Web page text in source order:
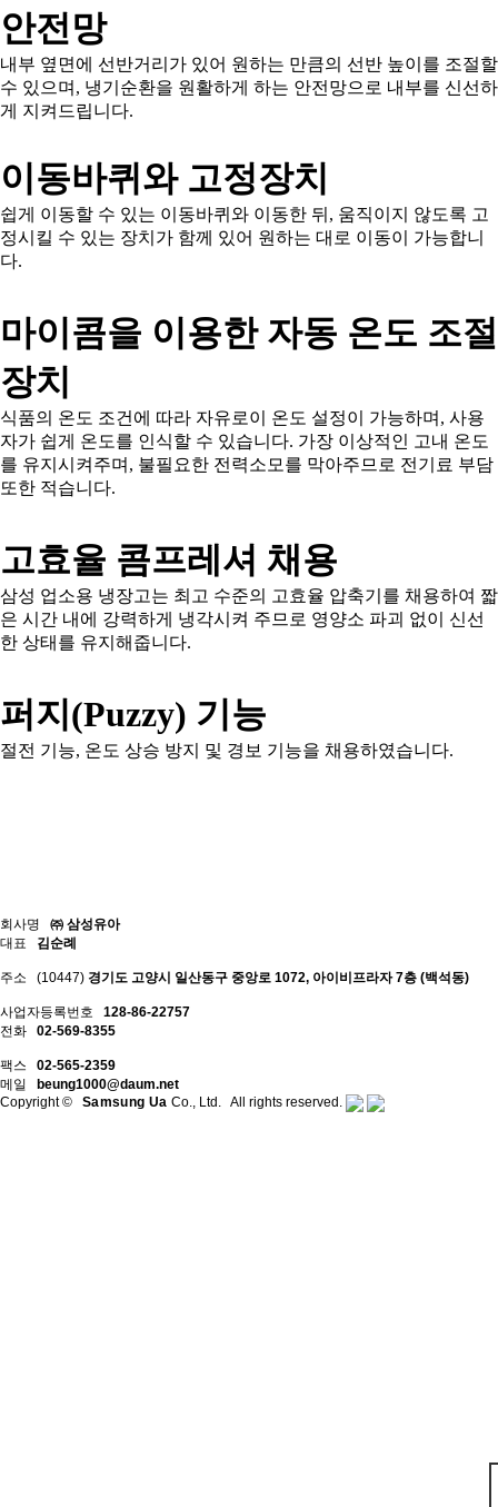
안전망
내부 옆면에 선반거리가 있어 원하는 만큼의 선반 높이를 조절할
수 있으며, 냉기순환을 원활하게 하는 안전망으로 내부를 신선하
게 지켜드립니다.
이동바퀴와 고정장치
쉽게 이동할 수 있는 이동바퀴와 이동한 뒤, 움직이지 않도록 고
정시킬 수 있는 장치가 함께 있어 원하는 대로 이동이 가능합니
다.
마이콤을 이용한 자동 온도 조절
장치
식품의 온도 조건에 따라 자유로이 온도 설정이 가능하며, 사용
자가 쉽게 온도를 인식할 수 있습니다. 가장 이상적인 고내 온도
를 유지시켜주며, 불필요한 전력소모를 막아주므로 전기료 부담
또한 적습니다.
고효율 콤프레셔 채용
삼성 업소용 냉장고는 최고 수준의 고효율 압축기를 채용하여 짧
은 시간 내에 강력하게 냉각시켜 주므로 영양소 파괴 없이 신선
한 상태를 유지해줍니다.
퍼지(Puzzy) 기능
절전 기능, 온도 상승 방지 및 경보 기능을 채용하였습니다.
회사명 ㈜ 삼성유아
대표 김순례
주소 (10447) 경기도 고양시 일산동구 중앙로 1072, 아이비프라자 7층 (백석동)
사업자등록번호 128-86-22757
전화 02-569-8355
팩스 02-565-2359
메일
beung1000@daum.net
Copyright © Samsung Ua Co., Ltd. All rights reserved.